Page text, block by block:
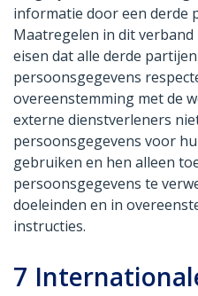
informatie door een derde
Maatregelen in dit
eisen dat alle derde
persoonsgegevens
overeenstemming met de
externe dienstverleners
persoonsgegevens voor
gebruiken en hen alleen
persoonsgegevens te
doeleinden en in
instructies.
7